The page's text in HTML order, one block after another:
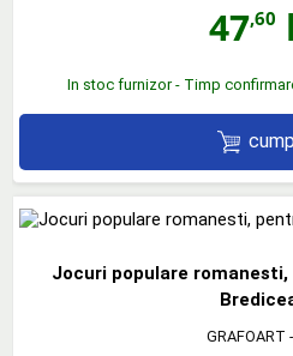
47,60
In stoc furnizor - Timp
Jocuri populare
GRAFOART